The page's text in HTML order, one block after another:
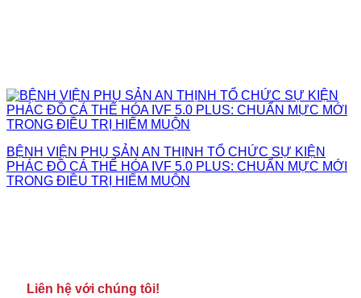
BỆNH VIỆN PHỤ SẢN AN THỊNH TỔ CHỨC SỰ KIỆN
PHÁC ĐỒ CÁ THỂ HÓA IVF 5.0 PLUS: CHUẨN MỰC MỚI
TRONG ĐIỀU TRỊ HIẾM MUỘN
Liên hệ với chúng tôi!